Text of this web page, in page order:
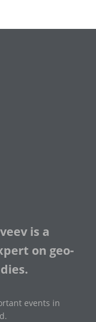
is a
on geo-
events in